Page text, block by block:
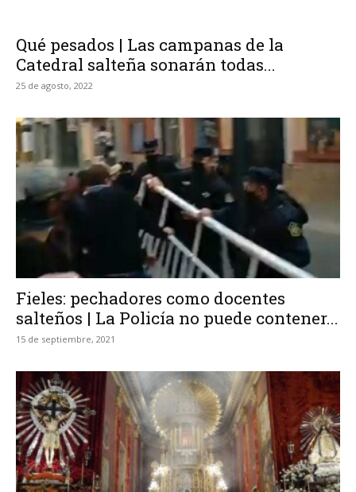
Qué pesados | Las campanas de la
Catedral salteña sonarán todas...
25 de agosto, 2022
Fieles: pechadores como docentes
salteños | La Policía no puede contener...
15 de septiembre, 2021